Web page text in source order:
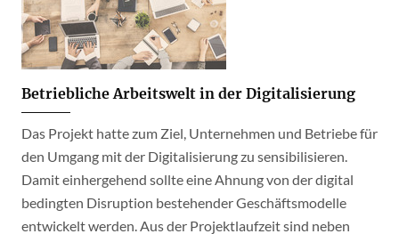
Betriebliche Arbeitswelt in der Digitalisierung
Das Projekt hatte zum Ziel, Unternehmen und Betriebe für
den Umgang mit der Digitalisierung zu sensibilisieren.
Damit einhergehend sollte eine Ahnung von der digital
bedingten Disruption bestehender Geschäftsmodelle
entwickelt werden. Aus der Projektlaufzeit sind neben